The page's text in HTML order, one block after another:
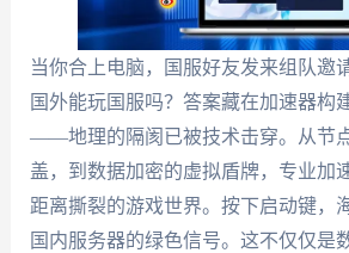
当你合上电脑，国服好友发来组队邀
国外能玩国服吗？答案藏在加速器构
——地理的隔阂已被技术击穿。从节
盖，到数据加密的虚拟盾牌，专业加
距离撕裂的游戏世界。按下启动键，
国内服务器的绿色信号。这不仅仅是